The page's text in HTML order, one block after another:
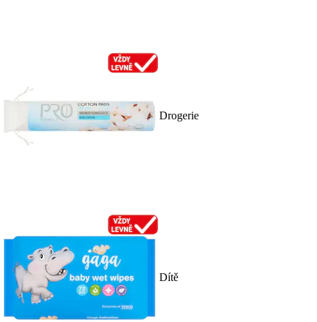
Drogerie
Dítě